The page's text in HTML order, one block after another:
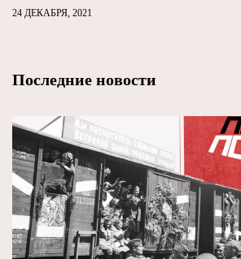
24 ДЕКАБРЯ, 2021
Последние новости